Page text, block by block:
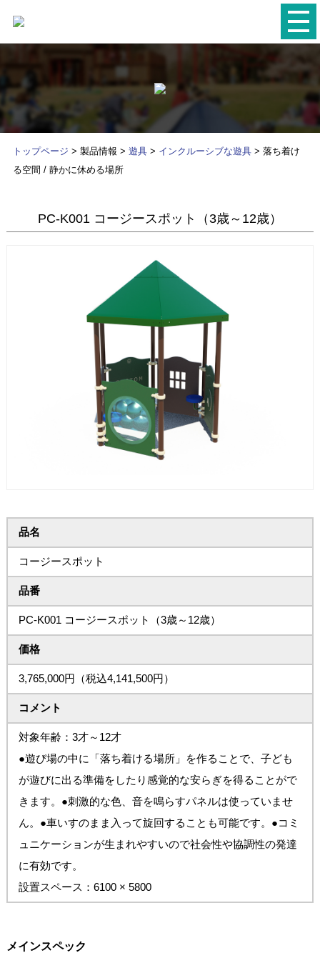
トップページ > 製品情報 > 遊具> インクルーシブな遊具> 落ち着け
る空間 / 静かに休める場所
PC-K001 コージースポット（3歳～12歳）
品名
コージースポット
品番
PC-K001 コージースポット（3歳～12歳）
価格
3,765,000円（税込4,141,500円）
コメント
対象年齢：3才～12才
●遊び場の中に「落ち着ける場所」を作ることで、子ども
が遊びに出る準備をしたり感覚的な安らぎを得ることがで
きます。●刺激的な色、音を鳴らすパネルは使っていませ
ん。●車いすのまま入って旋回することも可能です。●コミ
ュニケーションが生まれやすいので社会性や協調性の発達
に有効です。
設置スペース：6100 × 5800
メインスペック